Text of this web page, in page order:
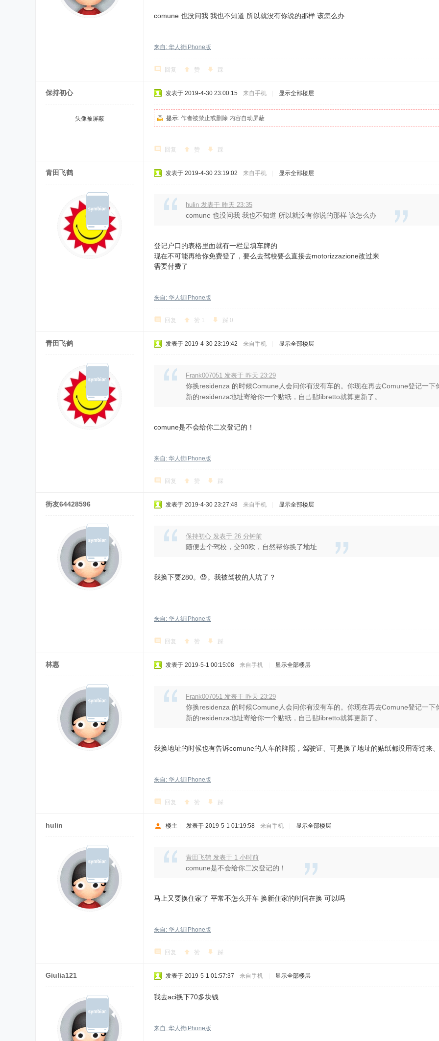
comune 也没问我 我也不知道 所以就没有你说的那样 该怎么办
来自: 华人街iPhone版
回复 赞 踩
保持初心
头像被屏蔽
发表于 2019-4-30 23:00:15 来自手机 显示全部楼层
提示: 作者被禁止或删除 内容自动屏蔽
回复 赞 踩
青田飞鹤 发表于 2019-4-30 23:19:02 来自手机 显示全部楼层
hulin 发表于 昨天 23:35
comune 也没问我 我也不知道 所以就没有你说的那样 该怎么办
登记户口的表格里面就有一栏是填车牌的
现在不可能再给你免费登了，要么去驾校要么直接去motorizzazione改过来
需要付费了
来自: 华人街iPhone版
回复 赞 1 踩 0
青田飞鹤 发表于 2019-4-30 23:19:42 来自手机 显示全部楼层
Frank007051 发表于 昨天 23:29
你换residenza 的时候Comune人会问你有没有车的。你现在再去Comune登记一
新的residenza地址寄给你一个贴纸，自己贴libretto就算更新了。
comune是不会给你二次登记的！
来自: 华人街iPhone版
回复 赞 踩
街友64428596 发表于 2019-4-30 23:27:48 来自手机 显示全部楼层
保持初心 发表于 26 分钟前
随便去个驾校，交90欧，自然帮你换了地址
我换下要280。😓。我被驾校的人坑了？
来自: 华人街iPhone版
回复 赞 踩
林惠 发表于 2019-5-1 00:15:08 来自手机 显示全部楼层
Frank007051 发表于 昨天 23:29
你换residenza 的时候Comune人会问你有没有车的。你现在再去Comune登记一
新的residenza地址寄给你一个贴纸，自己贴libretto就算更新了。
我换地址的时候也有告诉comune的人车的牌照，驾驶证、可是换了地址的贴纸都没用寄过来
来自: 华人街iPhone版
回复 赞 踩
hulin 楼主 发表于 2019-5-1 01:19:58 来自手机 显示全部楼层
青田飞鹤 发表于 1 小时前
comune是不会给你二次登记的！
马上又要换住家了 平常不怎么开车 换新住家的时间在换 可以吗
来自: 华人街iPhone版
回复 赞 踩
Giulia121 发表于 2019-5-1 01:57:37 来自手机 显示全部楼层
我去aci换下70多块钱
来自: 华人街iPhone版